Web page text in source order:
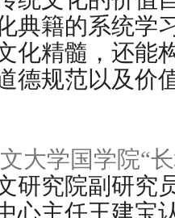
典籍的系统学
化精髓，还能
德规范以及价
大学国学院“
研究院副研究
心主任王建宝